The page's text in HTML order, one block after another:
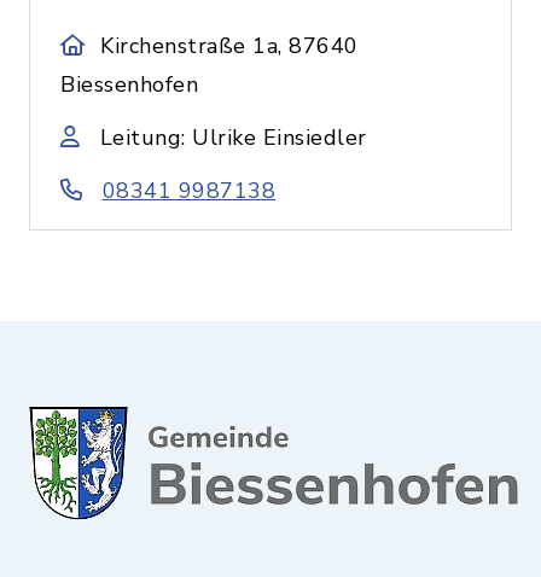
Kirchenstraße 1a, 87640
Biessenhofen
Leitung: Ulrike Einsiedler
08341 9987138